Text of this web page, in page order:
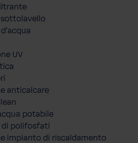
UV
anticalcare
potabile
di polifosfati
impianto di riscaldamento